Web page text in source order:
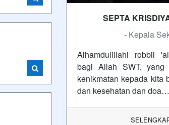
SEPTA
- Kepala
Alhamdulillahi robbil
bagi Allah SWT, yang
kenikmatan kepada kita
dan kesehatan dan doa…